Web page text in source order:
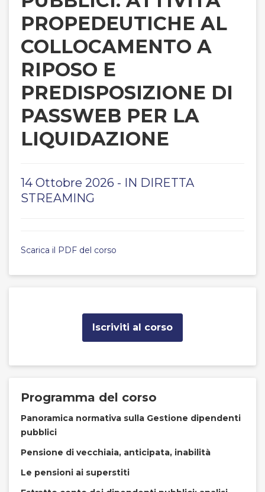
PROPEDEUTICHE AL
COLLOCAMENTO A
RIPOSO E
PREDISPOSIZIONE DI
PASSWEB PER LA
LIQUIDAZIONE
14 Ottobre 2026 - IN DIRETTA
STREAMING
Scarica il PDF del corso
Iscriviti al corso
Programma del corso
Panoramica normativa sulla Gestione dipendenti
pubblici
Pensione di vecchiaia, anticipata, inabilità
Le pensioni ai superstiti